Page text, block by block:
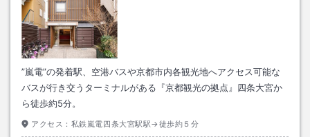
”嵐電”の発着駅、空港バスや京都市内各観光地へアクセス可能な
バスが行き交うターミナルがある『京都観光の拠点』四条大宮か
ら徒歩約5分。
アクセス： 私鉄嵐電四条大宮駅駅→徒歩約５分